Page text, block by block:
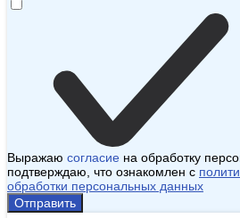
Выражаю согласие на обработку
подтверждаю, что ознакомлен с
обработки персональных данных
Отправить